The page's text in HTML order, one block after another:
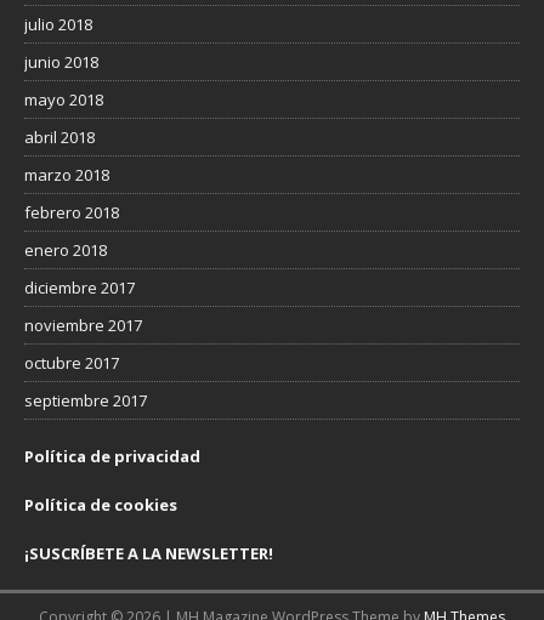
julio 2018
junio 2018
mayo 2018
abril 2018
marzo 2018
febrero 2018
enero 2018
diciembre 2017
noviembre 2017
octubre 2017
septiembre 2017
Política de privacidad
Política de cookies
¡SUSCRÍBETE A LA NEWSLETTER!